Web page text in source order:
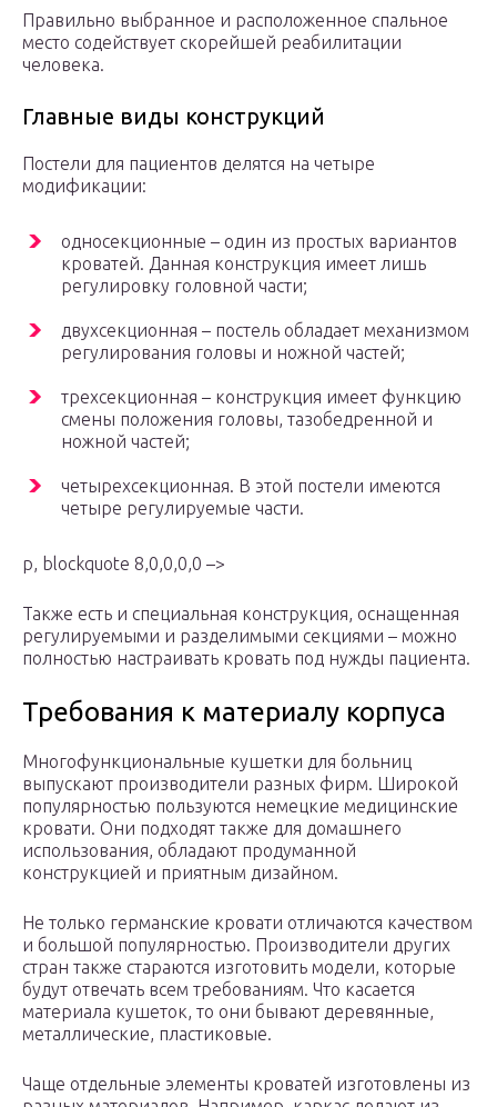
Правильно выбранное и расположенное спальное
место содействует скорейшей реабилитации
человека.
Главные виды конструкций
Постели для пациентов делятся на четыре
модификации:
односекционные – один из простых вариантов
кроватей. Данная конструкция имеет лишь
регулировку головной части;
двухсекционная – постель обладает механизмом
регулирования головы и ножной частей;
трехсекционная – конструкция имеет функцию
смены положения головы, тазобедренной и
ножной частей;
четырехсекционная. В этой постели имеются
четыре регулируемые части.
p, blockquote 8,0,0,0,0 –>
Также есть и специальная конструкция, оснащенная
регулируемыми и разделимыми секциями – можно
полностью настраивать кровать под нужды пациента.
Требования к материалу корпуса
Многофункциональные кушетки для больниц
выпускают производители разных фирм. Широкой
популярностью пользуются немецкие медицинские
кровати. Они подходят также для домашнего
использования, обладают продуманной
конструкцией и приятным дизайном.
Не только германские кровати отличаются качеством
и большой популярностью. Производители других
стран также стараются изготовить модели, которые
будут отвечать всем требованиям. Что касается
материала кушеток, то они бывают деревянные,
металлические, пластиковые.
Чаще отдельные элементы кроватей изготовлены из